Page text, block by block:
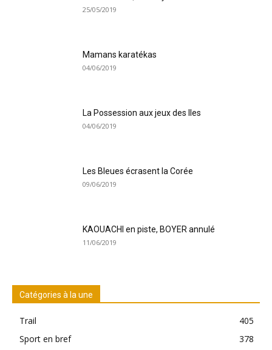
25/05/2019
Mamans karatékas
04/06/2019
La Possession aux jeux des Iles
04/06/2019
Les Bleues écrasent la Corée
09/06/2019
KAOUACHI en piste, BOYER annulé
11/06/2019
Catégories à la une
Trail
405
Sport en bref
378